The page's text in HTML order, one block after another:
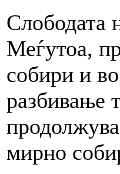
Слободата
Меѓутоа,
собири и
разбивање
мирно